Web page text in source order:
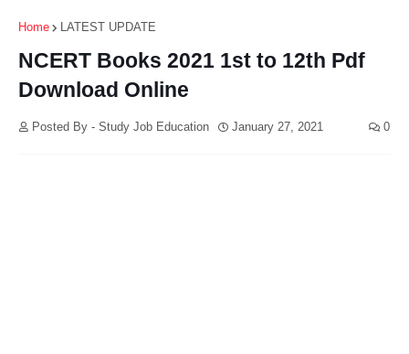
Home LATEST UPDATE
NCERT Books 2021 1st to 12th Pdf
Download Online
Posted By - Study Job Education January 27, 2021 0